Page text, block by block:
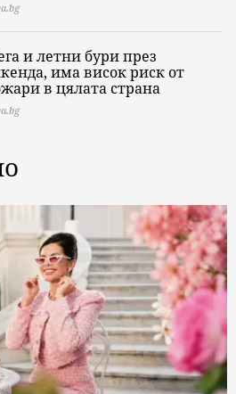
и летни бури през
има висок риск от
в цялата страна